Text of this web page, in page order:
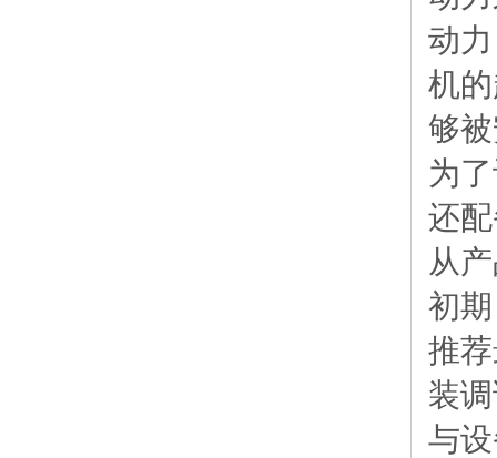
动
机
够
为
还
从
初
推
装
与